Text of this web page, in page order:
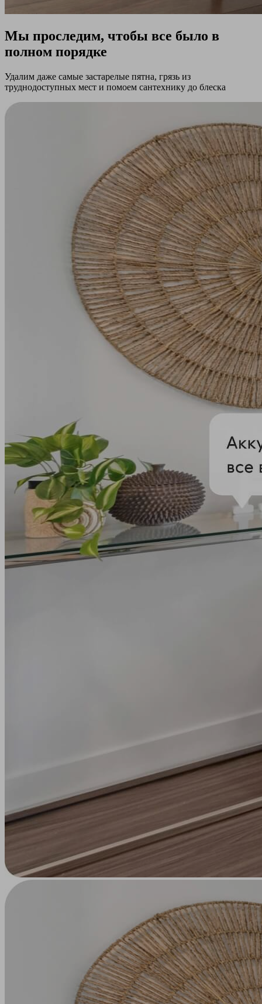
Мы проследим, чтобы все было в
полном порядке
Удалим даже самые застарелые пятна, грязь из
труднодоступных мест и помоем сантехнику до блеска